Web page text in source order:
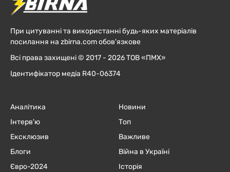
При цитуванні та використанні будь-яких матеріалів
посилання на zbirna.com обов'язкове
Всі права захищені © 2017 - 2026 ТОВ «ПМХ»
Ідентифікатор медіа R40-06374
Аналітика
Інтерв'ю
Ексклюзив
Блоги
Євро-2024
Новини
Топ
Важливе
Війна в Україні
Історія